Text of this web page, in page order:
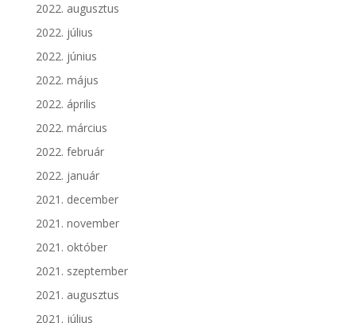
2022. augusztus
2022. július
2022. június
2022. május
2022. április
2022. március
2022. február
2022. január
2021. december
2021. november
2021. október
2021. szeptember
2021. augusztus
2021. július